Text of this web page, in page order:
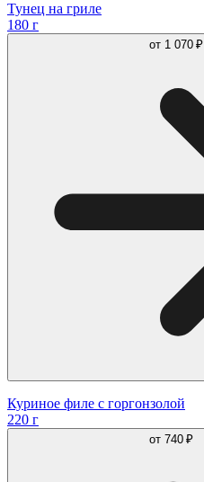
Тунец на гриле
180 г
от 1 070 ₽
Куриное филе с горгонзолой
220 г
от 740 ₽